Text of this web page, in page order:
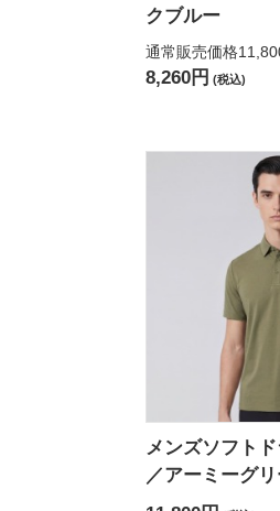
クブルー
通常販売価格
8,260円 (税込)
メンズソフト
／アーミーグ